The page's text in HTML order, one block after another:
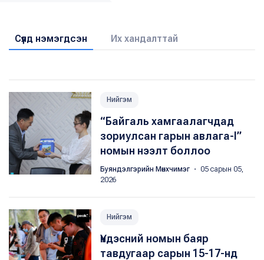
Сүүлд нэмэгдсэн Их хандалттай
Нийгэм
“Байгаль хамгаалагчдад
зориулсан гарын авлага-I”
номын нээлт боллоо
Буяндэлгэрийн Мөнхчимэг ・ 05 сарын 05,
2026
Нийгэм
Үндэсний номын баяр
тавдугаар сарын 15-17-нд